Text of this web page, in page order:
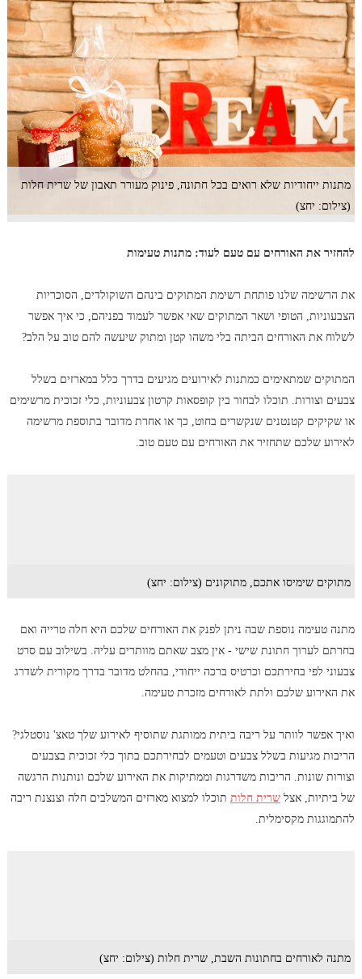
מתנות ייחודיות שלא רואים בכל חתונה, פינוק מעורר תאבון של שרית חלות
(צילום: יחצ)
להחזיר את האורחים עם טעם לעוד: מתנות טעימות
את הרשימה שלנו פותחת רשימת המתוקים בינהם השוקולדים, הסוכריות
הצבעוניות, הטופי ושאר המתוקים שאי אפשר לעמוד בפניהם, כי איך אפשר
לשלוח את האורחים הביתה בלי משהו קטן ומתוק שיעשה להם טוב על הלב?
המתוקים שמתאימים כמתנות לאירועים מגיעים בדרך כלל במארזים בשלל
צבעים וצורות. תוכלו לבחור בין קופסאות קרטון צבעוניות, כלי זכוכית מרשימים
או שקיקים קטנטנים שנקשרים בחוט, כך או אחרת מדובר בתוספת מרשימה
לאירוע שלכם שתחזיר את האורחים עם טעם טוב.
מתוקים שימיסו אתכם, מתוקונים (צילום: יחצ)
מתנה טעימה נוספת שבה ניתן לפנק את האורחים שלכם היא חלה טרייה ואם
בחרתם לערוך חתונת שישי - אין מצב שאתם מוותרים עליה. בשילוב עם סרט
צבעוני לפי בחירתכם וכרטיס ברכה ייחודי, בהחלט מדובר בדרך מקורית לשדרג
את האירוע שלכם ולתת לאורחים מזכרת טעימה.
ואיך אפשר לוותר על ריבה ביתית ממותגת שתוסיף לאירוע שלך טאצ' נוסטלגי?
הריבות מגיעות בשלל צבעים וטעמים לבחירתכם בתוך כלי זכוכית בצבעים
וצורות שונות. הריבות משדרגות וממתיקות את האירוע שלכם ונותנות הרגשה
של ביתיות, אצל שרית חלותתוכלו למצוא מארזים המשלבים חלה וצנצנת ריבה
להתמוגגות מקסימלית.
מתנה לאורחים בחתונות השבת, שרית חלות (צילום: יחצ)